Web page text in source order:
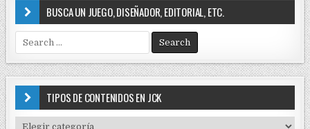
a
c
i
ó
n
BUSCA UN JUEGO, DISEÑADOR, EDITORIAL, ETC.
e
a
r
f
TIPOS DE CONTENIDOS EN JCK